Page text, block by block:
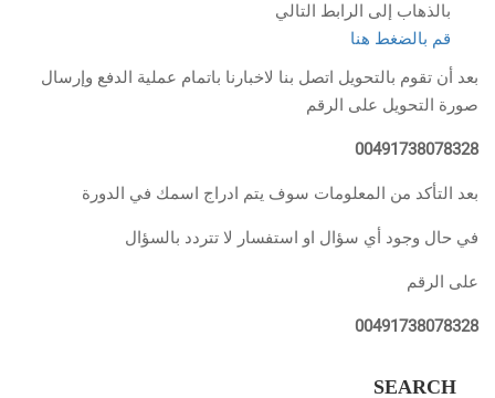
بالذهاب إلى الرابط التالي
قم بالضغط هنا
بعد أن تقوم بالتحويل اتصل بنا لاخبارنا باتمام عملية الدفع وإرسال
صورة التحويل على الرقم
00491738078328
بعد التأكد من المعلومات سوف يتم ادراج اسمك في الدورة
في حال وجود أي سؤال او استفسار لا تتردد بالسؤال
على الرقم
00491738078328
SEARCH